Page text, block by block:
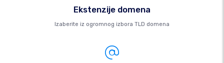
Ekstenzije domena
Izaberite iz ogromnog izbora TLD domena